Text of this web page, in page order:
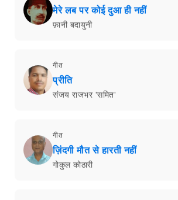
मेरे लब पर कोई दुआ ही नहीं
फ़ानी बदायुनी
गीत
प्रीति
संजय राजभर 'समित'
गीत
ज़िंदगी मौत से हारती नहीं
गोकुल कोठारी